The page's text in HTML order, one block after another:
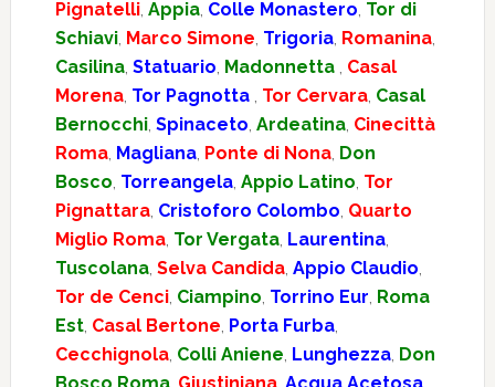
Pignatelli, Appia, Colle Monastero, Tor di
Schiavi, Marco Simone, Trigoria, Romanina,
Casilina, Statuario, Madonnetta , Casal
Morena, Tor Pagnotta , Tor Cervara, Casal
Bernocchi, Spinaceto, Ardeatina, Cinecittà
Roma, Magliana, Ponte di Nona, Don
Bosco, Torreangela, Appio Latino, Tor
Pignattara, Cristoforo Colombo, Quarto
Miglio Roma, Tor Vergata, Laurentina,
Tuscolana, Selva Candida, Appio Claudio,
Tor de Cenci, Ciampino, Torrino Eur, Roma
Est, Casal Bertone, Porta Furba,
Cecchignola, Colli Aniene, Lunghezza, Don